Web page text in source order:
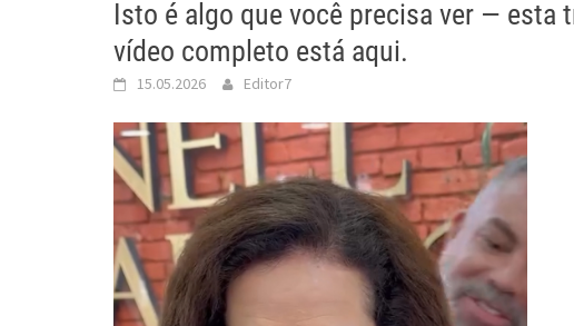
Isto é algo que você precisa ver — esta
vídeo completo está aqui.
15.05.2026 Editor7